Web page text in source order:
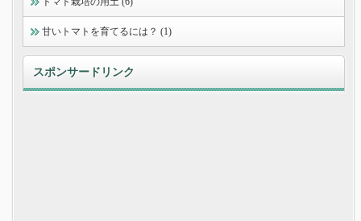
甘いトマトを育てるには？ (1)
スポンサードリンク